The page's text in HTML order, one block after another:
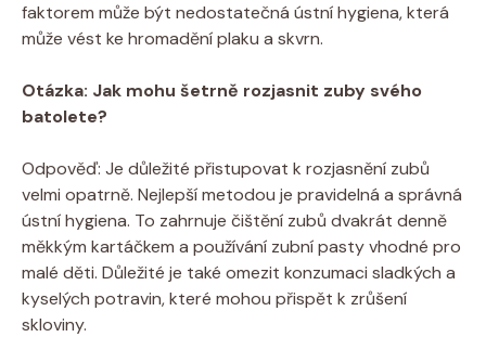
faktorem může být nedostatečná ústní hygiena, která
může vést ke hromadění plaku a skvrn.
Otázka: Jak mohu šetrně rozjasnit zuby svého
batolete?
Odpověď: Je důležité přistupovat k rozjasnění zubů
velmi opatrně. Nejlepší metodou je pravidelná a správná
ústní hygiena. To zahrnuje čištění zubů dvakrát denně
měkkým kartáčkem a používání zubní pasty vhodné pro
malé děti. Důležité je také omezit konzumaci sladkých a
kyselých potravin, které mohou přispět k zrůšení
skloviny.